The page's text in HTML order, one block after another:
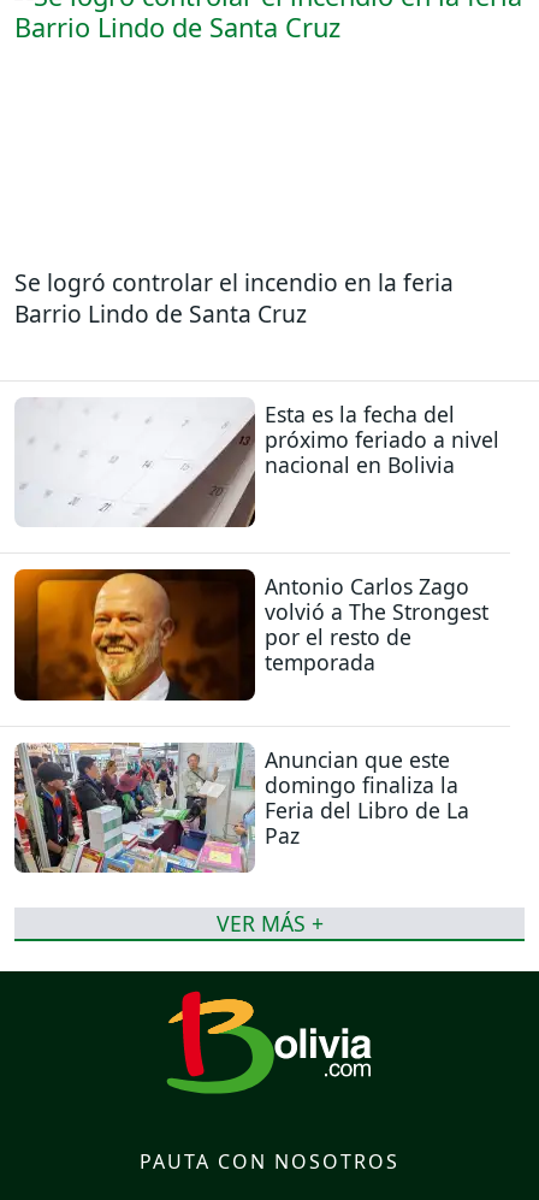
Se logró controlar el incendio en la feria
Barrio Lindo de Santa Cruz
Esta es la fecha del
próximo feriado a nivel
nacional en Bolivia
Antonio Carlos Zago
volvió a The Strongest
por el resto de
temporada
Anuncian que este
domingo finaliza la
Feria del Libro de La
Paz
VER MÁS +
PAUTA CON NOSOTROS